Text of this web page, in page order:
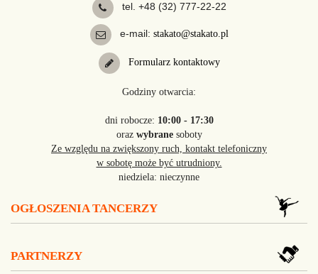
tel. +48 (32) 777-22-22
e-mail: stakato@stakato.pl
Formularz kontaktowy
Godziny otwarcia:
dni robocze: 10:00 - 17:30
oraz wybranesoboty
Ze względu na zwiększony ruch, kontakt telefoniczny
w sobotę może być utrudniony.
niedziela: nieczynne
OGŁOSZENIA TANCERZY
PARTNERZY